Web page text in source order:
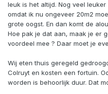
leuk is het altijd. Nog veel
omdat ik nu ongeveer 20m2
grote oogst. En dan komt de
Hoe pak je dat aan, maak je er
voordeel mee ? Daar moet je
Wij eten thuis geregeld
Colruyt en kosten een fortuin.
worden is behoorlijk duur. Dat